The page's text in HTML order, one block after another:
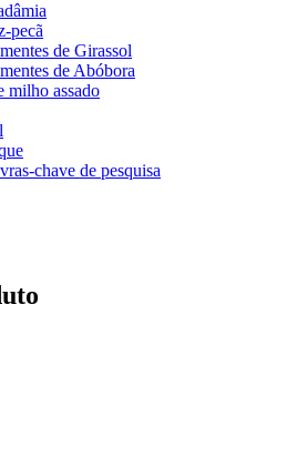
pecã
de Girassol
de Abóbora
milho assado
chave de pesquisa